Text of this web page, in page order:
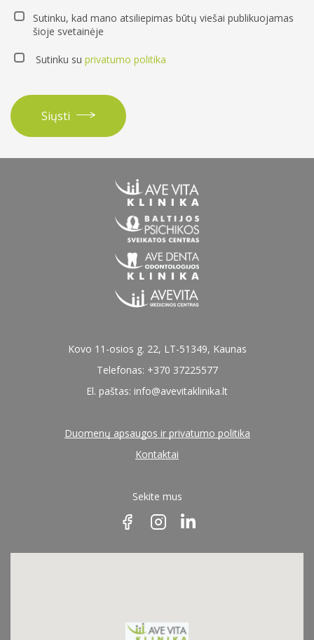
Sutinku, kad mano atsiliepimas būtų viešai publikuojamas
šioje svetainėje
Sutinku su privatumo politika
Siųsti
Kovo 11-osios g. 22, LT-51349, Kaunas
Telefonas: +370 37225577
El. paštas: info@avevitaklinika.lt
Duomenų apsaugos ir privatumo politika
Kontaktai
Sekite mus